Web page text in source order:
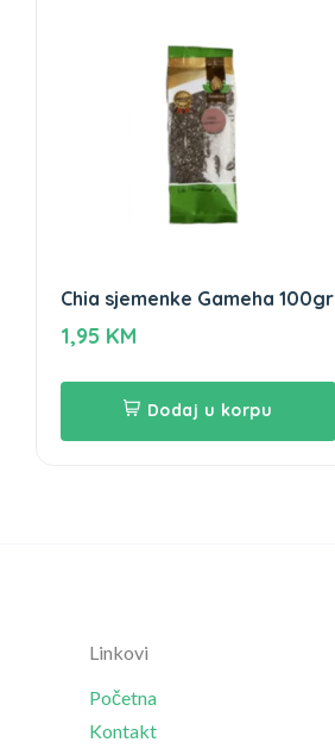
Chia sjemenke Gameha 100gr
1,95 KM
Dodaj u korpu
Linkovi
Početna
Kontakt